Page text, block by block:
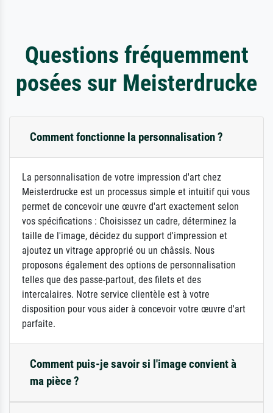
Questions fréquemment
posées sur Meisterdrucke
Comment fonctionne la personnalisation ?
La personnalisation de votre impression d'art chez
Meisterdrucke est un processus simple et intuitif qui vous
permet de concevoir une œuvre d'art exactement selon
vos spécifications : Choisissez un cadre, déterminez la
taille de l'image, décidez du support d'impression et
ajoutez un vitrage approprié ou un châssis. Nous
proposons également des options de personnalisation
telles que des passe-partout, des filets et des
intercalaires. Notre service clientèle est à votre
disposition pour vous aider à concevoir votre œuvre d'art
parfaite.
Comment puis-je savoir si l'image convient à
ma pièce ?